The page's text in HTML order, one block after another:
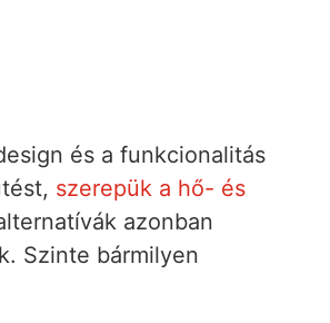
és a funkcionalitás
szerepük a hő- és
azonban
Szinte bármilyen